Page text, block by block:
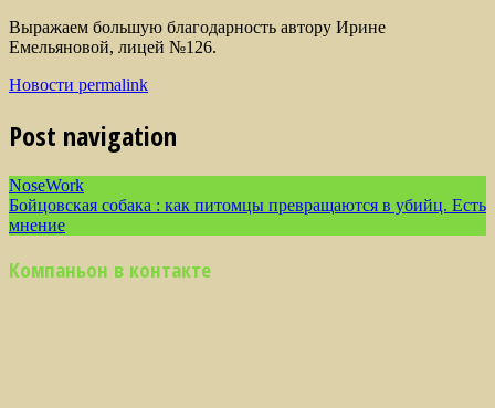
Выражаем большую благодарность автору Ирине
Емельяновой, лицей №126.
Новости permalink
Post navigation
NoseWork
Бойцовская собака : как питомцы превращаются в убийц. Есть
мнение
Компаньон в контакте